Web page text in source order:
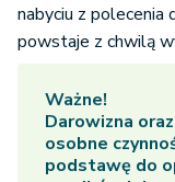
nabyciu z
powstaje z chwilą
Ważne!
Darowizna
osobne
podstawę do